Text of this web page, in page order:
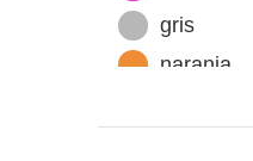
gris
naranja